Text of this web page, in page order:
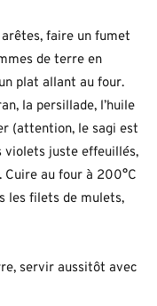
faire un fumet
de terre en
plat allant au four.
la persillade, l’huile
(attention, le sagi est
violets juste effeuillés,
au four à 200°C
les filets de mulets,
servir aussitôt avec